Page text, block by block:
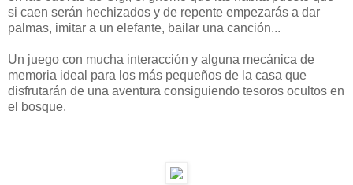
si caen serán hechizados y de repente empezarás a dar
palmas, imitar a un elefante, bailar una canción...
Un juego con mucha interacción y alguna mecánica de
memoria ideal para los más pequeños de la casa que
disfrutarán de una aventura consiguiendo tesoros ocultos en
el bosque.